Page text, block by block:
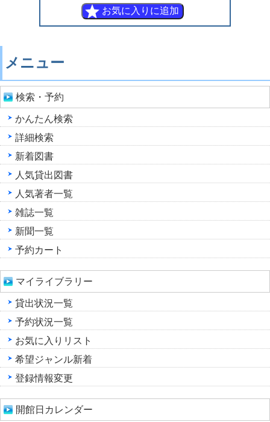
メニュー
検索・予約
かんたん検索
詳細検索
新着図書
人気貸出図書
人気著者一覧
雑誌一覧
新聞一覧
予約カート
マイライブラリー
貸出状況一覧
予約状況一覧
お気に入りリスト
希望ジャンル新着
登録情報変更
開館日カレンダー